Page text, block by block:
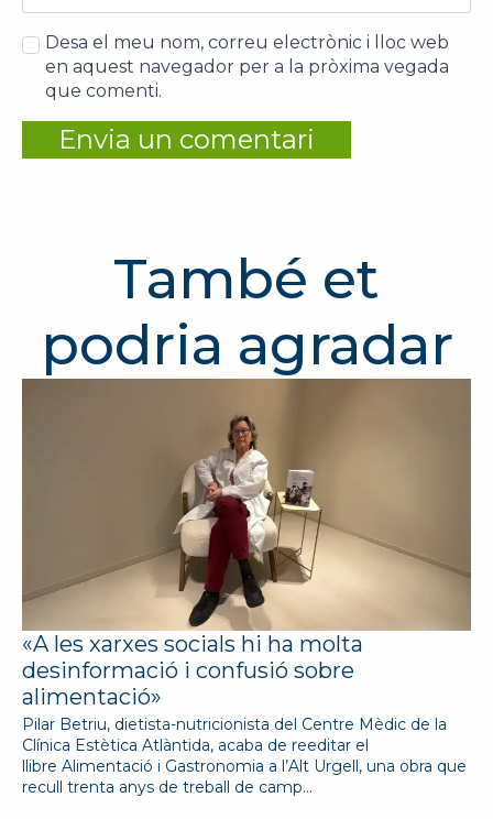
Desa el meu nom, correu electrònic i lloc web
en aquest navegador per a la pròxima vegada
que comenti.
També et
podria agradar
«A les xarxes socials hi ha molta
desinformació i confusió sobre
alimentació»
Pilar Betriu, dietista-nutricionista del Centre Mèdic de la
Clínica Estètica Atlàntida, acaba de reeditar el
llibre Alimentació i Gastronomia a l’Alt Urgell, una obra que
recull trenta anys de treball de camp…